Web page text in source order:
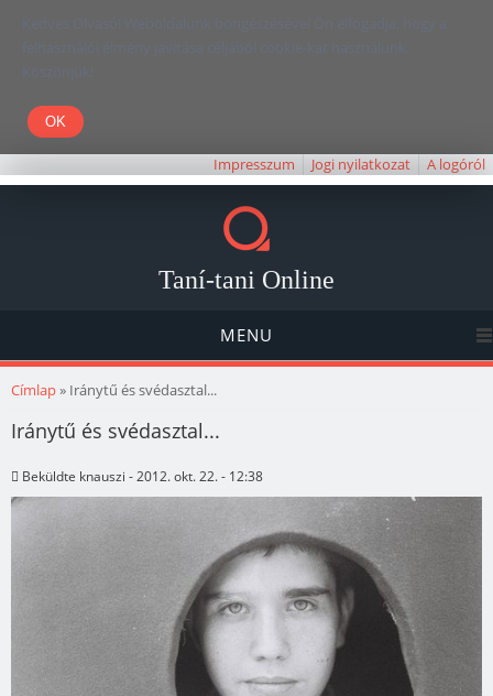
Kedves Olvasó! Weboldalunk böngészésével Ön elfogadja, hogy a
felhasználói élmény javítása céljából cookie-kat használunk.
Köszönjük!
Impresszum Jogi nyilatkozat A logóról
Taní-tani Online
MENU
Jelenlegi hely
Címlap» Iránytű és svédasztal...
Iránytű és svédasztal...
Beküldte knauszi - 2012. okt. 22. - 12:38